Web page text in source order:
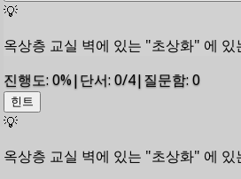
💡
옥상층 교실 벽에 있는 "초상화" 에
진행도:0%|단서:0/4|질문함:0
힌트
💡
옥상층 교실 벽에 있는 "초상화" 에